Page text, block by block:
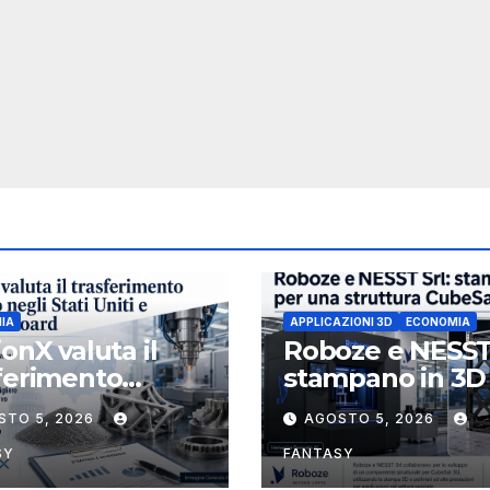
valuta il
negli Stati
e rafforza il
ha nominato
5, 2026
APPLICAZIONI 3D ECONOMIA
Roboze e
stampano in
struttura
3U in Carbon
AGOSTO 5, 2026
FANTASY